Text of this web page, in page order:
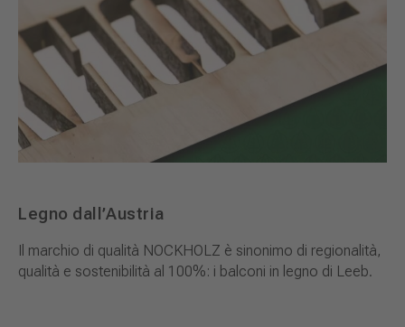
Legno dall’Austria
Il marchio di qualità NOCKHOLZ è sinonimo di regionalità,
qualità e sostenibilità al 100%: i balconi in legno di Leeb.